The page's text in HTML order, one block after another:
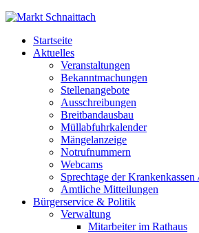
Startseite
Aktuelles
Veranstaltungen
Bekanntmachungen
Stellenangebote
Ausschreibungen
Breitbandausbau
Müllabfuhrkalender
Mängelanzeige
Notrufnummern
Webcams
Sprechtage der
Amtliche Mitteilungen
Bürgerservice & Politik
Verwaltung
Mitarbeiter im Rathaus